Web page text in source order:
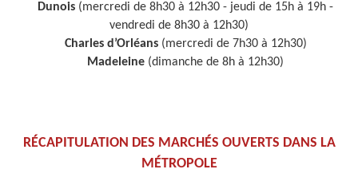
Dunois (mercredi de 8h30 à 12h30 - jeudi de 15h à 19h -
vendredi de 8h30 à 12h30)
Charles d’Orléans(mercredi de 7h30 à 12h30)
Madeleine (dimanche de 8h à 12h30)
RÉCAPITULATION DES MARCHÉS OUVERTS DANS LA
MÉTROPOLE